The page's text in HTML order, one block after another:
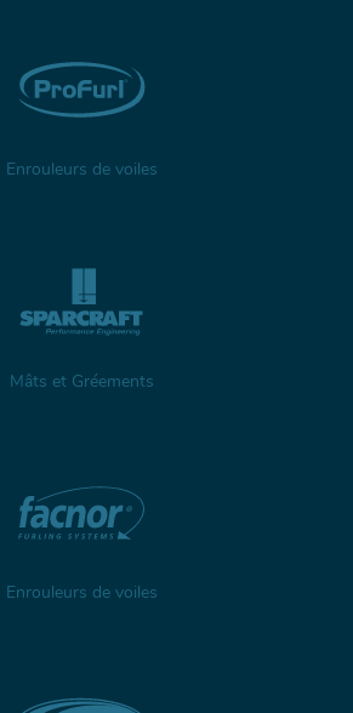
Enrouleurs de voiles
Mâts et Gréements
Enrouleurs de voiles